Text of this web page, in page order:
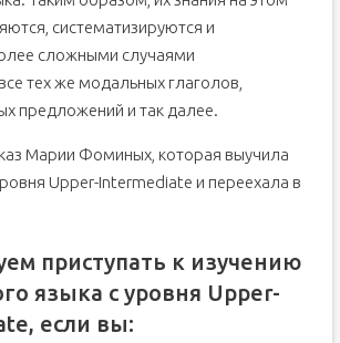
систематизируются и
сложными случаями
тех же модальных глаголов,
предложений и так далее.
Марии Фоминых, которая выучила
Upper-Intermediate и переехала в
приступать к изучению
языка с уровня Upper-
если вы: